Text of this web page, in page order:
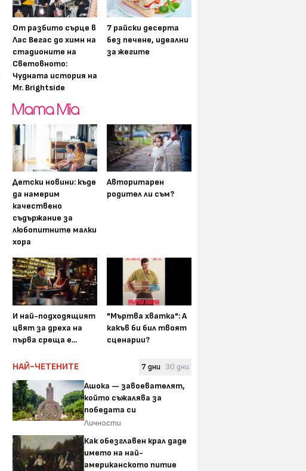
От разбито сърце в
Лас Вегас до химн на
стадионите на
Световното:
Чудната история на
Mr. Brightside
7 райски десерта
без печене, идеални
за жегите
Детски новини: къде
да намерим
качествено
съдържание за
любопитните малки
хора
Авторитарен
родител ли съм?
И най-подходящият
цвят за дреха на
първа среща е...
"Мъртва хватка": А
какъв би бил твоят
сценарии?
НАЙ-ЧЕТЕНИТЕ 7 дни 30 дни
Ашока — завоевателят,
който съжалява за
победата си
Личности
Как обезглавен крал даде
името на най-
американското питие